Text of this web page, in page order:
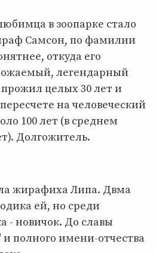
в зоопарке стало
Самсон, по фамилии
откуда его
легендарный
целых 30 лет и
на человеческий
100 лет (в среднем
Долгожитель.
жирафиха Липа. Двма
ей, но среди
- новичок. До славы
полного имени-отчества